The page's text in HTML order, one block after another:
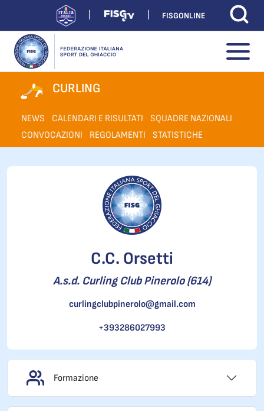
FISGONLINE
CURLING
NEWS CALENDARI E RISULTATI
SQUADRE NAZIONALI
CONVOCAZIONI
REGOLAMENTI STATISTICHE
C.C. Orsetti
A.s.d. Curling Club Pinerolo (614)
curlingclubpinerolo@gmail.com
+393286027993
Formazione